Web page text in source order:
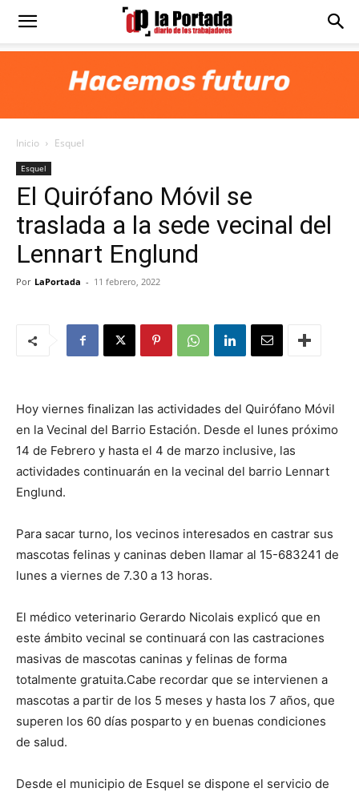
Diario
Portada
Inicio Esquel
Esquel
El Quirófano Móvil se
traslada a la sede vecinal del
Lennart Englund
Por LaPortada - 11 febrero, 2022
Hoy viernes finalizan las actividades del Quirófano Móvil
en la Vecinal del Barrio Estación. Desde el lunes próximo
14 de Febrero y hasta el 4 de marzo inclusive, las
actividades continuarán en la vecinal del barrio Lennart
Englund.
Para sacar turno, los vecinos interesados en castrar sus
mascotas felinas y caninas deben llamar al 15-683241 de
lunes a viernes de 7.30 a 13 horas.
El médico veterinario Gerardo Nicolais explicó que en
este ámbito vecinal se continuará con las castraciones
masivas de mascotas caninas y felinas de forma
totalmente gratuita.Cabe recordar que se intervienen a
mascotas a partir de los 5 meses y hasta los 7 años, que
superen los 60 días posparto y en buenas condiciones
de salud.
Desde el municipio de Esquel se dispone el servicio de